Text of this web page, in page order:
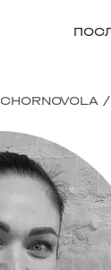
CHORNOVOLA /